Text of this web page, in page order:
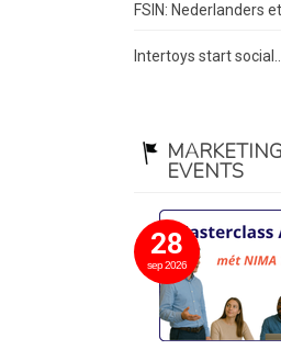
FSIN: Nederlanders
Intertoys start social...
EVENTS
28
sep 2026